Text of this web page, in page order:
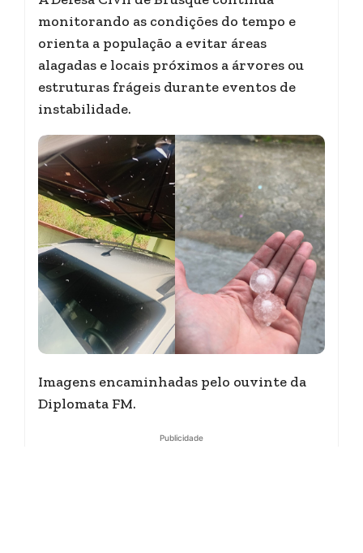
monitorando as condições do tempo e
orienta a população a evitar áreas
alagadas e locais próximos a árvores ou
estruturas frágeis durante eventos de
instabilidade.
Imagens encaminhadas pelo ouvinte da
Diplomata FM.
Publicidade